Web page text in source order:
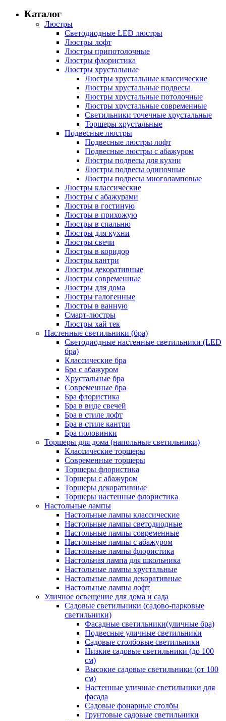
Каталог
Люстры
Светодиодные LED люстры
Люстры лофт
Люстры припотолочные
Люстры флористика
Люстры хрустальные
Люстры хрустальные классические
Люстры хрустальные подвесы
Люстры хрустальные потолочные
Люстры хрустальные современные
Светильники точечные хрустальные
Торшеры хрустальные
Подвесные люстры
Подвесные люстры лофт
Подвесные люстры с абажуром
Люстры подвесы для кухни
Люстры подвесы одиночные
Люстры подвесы многоламповые
Люстры классические
Люстры с абажурами
Люстры в гостиную
Люстры в прихожую
Люстры в спальню
Люстры для кухни
Люстры свечи
Люстры в коридор
Люстры кантри
Люстры декоративные
Люстры современные
Люстры для дома
Люстры галогенные
Люстры в ванную
Смарт-люстры
Люстры хай тек
Настенные светильники (бра)
Светодиодные настенные светильники (LED
бра)
Классические бра
Бра с абажуром
Хрустальные бра
Современные бра
Бра флористика
Бра в виде свечей
Бра в стиле лофт
Бра в стиле кантри
Бра половинки
Торшеры для дома (напольные светильники)
Классические торшеры
Современные торшеры
Торшеры флористика
Торшеры с абажуром
Торшеры декоративные
Торшеры настенные флористика
Настольные лампы
Настольные лампы классические
Настольные лампы светодиодные
Настольные лампы современные
Настольные лампы с абажуром
Настольные лампы флористика
Настольная лампа для школьника
Настольные лампы хрустальные
Настольные лампы декоративные
Настольные лампы лофт
Уличное освещение для дома и сада
Садовые светильники (садово-парковые
светильники)
Фасадные светильники(уличные бра)
Подвесные уличные светильники
Садовые столбовые светильники
Низкие садовые светильники (до 100
см)
Высокие садовые светильники (от 100
см)
Настенные уличные светильники для
фасада
Садовые фонарные столбы
Грунтовые садовые светильники